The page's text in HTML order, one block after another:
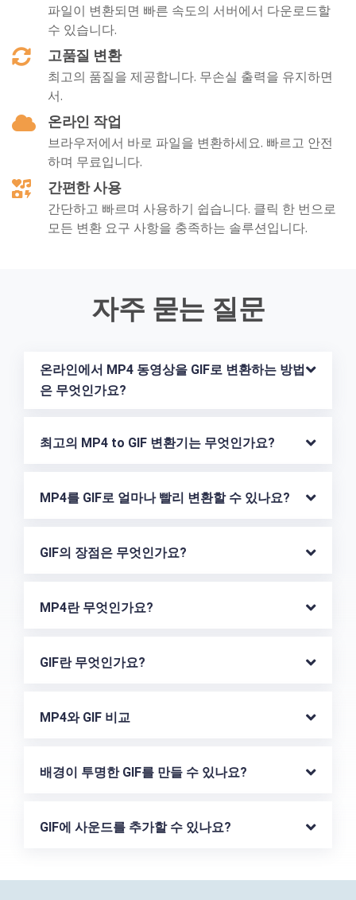
파일이 변환되면 빠른 속도의 서버에서 다운로드할
수 있습니다.
고품질 변환
최고의 품질을 제공합니다. 무손실 출력을 유지하면
서.
온라인 작업
브라우저에서 바로 파일을 변환하세요. 빠르고 안전
하며 무료입니다.
간편한 사용
간단하고 빠르며 사용하기 쉽습니다. 클릭 한 번으로
모든 변환 요구 사항을 충족하는 솔루션입니다.
자주 묻는 질문
온라인에서 MP4 동영상을 GIF로 변환하는 방법
은 무엇인가요?
최고의 MP4 to GIF 변환기는 무엇인가요?
MP4를 GIF로 얼마나 빨리 변환할 수 있나요?
GIF의 장점은 무엇인가요?
MP4란 무엇인가요?
GIF란 무엇인가요?
MP4와 GIF 비교
배경이 투명한 GIF를 만들 수 있나요?
GIF에 사운드를 추가할 수 있나요?